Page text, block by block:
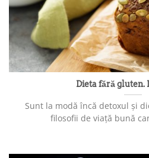
Dieta fără gluten.
Sunt la modă încă detoxul și
filosofii de viață bună